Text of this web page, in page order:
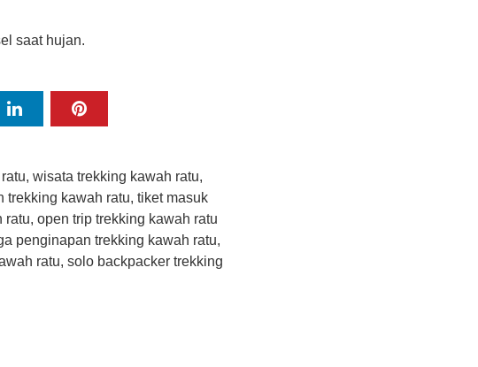
saat hujan.
wisata trekking kawah ratu,
trekking kawah ratu, tiket masuk
open trip trekking kawah ratu
penginapan trekking kawah ratu,
ratu, solo backpacker trekking